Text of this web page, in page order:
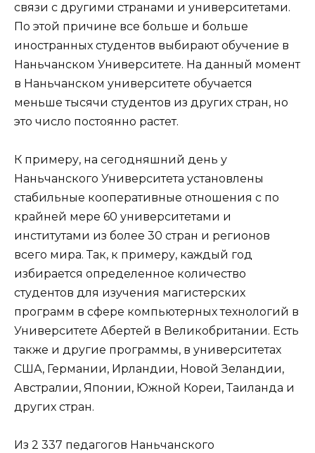
связи с другими странами и университетами.
По этой причине все больше и больше
иностранных студентов выбирают обучение в
Наньчанском Университете. На данный момент
в Наньчанском университете обучается
меньше тысячи студентов из других стран, но
это число постоянно растет.
К примеру, на сегодняшний день у
Наньчанского Университета установлены
стабильные кооперативные отношения с по
крайней мере 60 университетами и
институтами из более 30 стран и регионов
всего мира. Так, к примеру, каждый год
избирается определенное количество
студентов для изучения магистерских
программ в сфере компьютерных технологий в
Университете Абертей в Великобритании. Есть
также и другие программы, в университетах
США, Германии, Ирландии, Новой Зеландии,
Австралии, Японии, Южной Кореи, Таиланда и
других стран.
Из 2 337 педагогов Наньчанского